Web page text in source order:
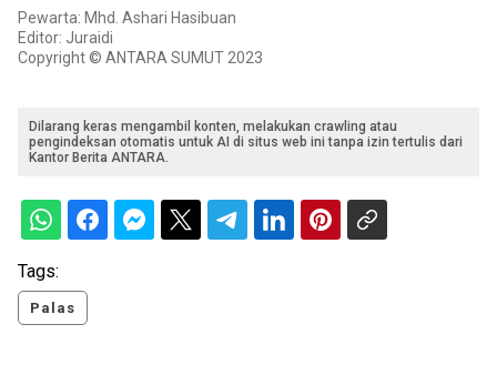
Pewarta: Mhd. Ashari Hasibuan
Editor: Juraidi
Copyright © ANTARA SUMUT 2023
Dilarang keras mengambil konten, melakukan crawling atau
pengindeksan otomatis untuk AI di situs web ini tanpa izin tertulis dari
Kantor Berita ANTARA.
Tags:
Palas